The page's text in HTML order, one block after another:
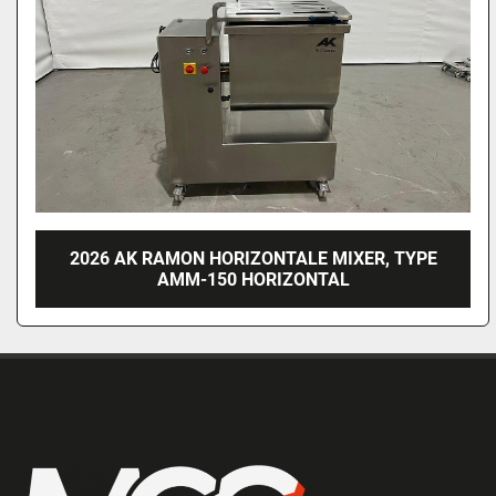
2026 AK RAMON HORIZONTALE MIXER, TYPE
AMM-150 HORIZONTAL